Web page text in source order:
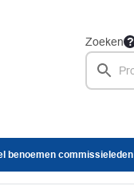
Zoeken
benoemen commissieleden